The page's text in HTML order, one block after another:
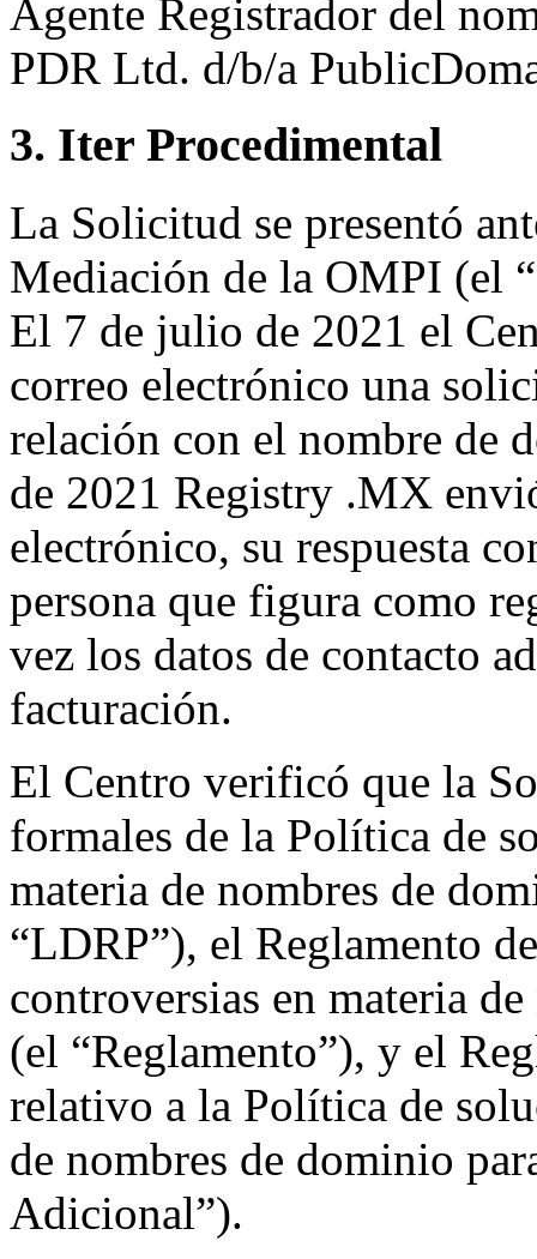
Agente Registrador del
PDR Ltd. d/b/a
3. Iter Procedimental
La Solicitud se presentó
Mediación de la OMPI (el
El 7 de julio de 2021 el
correo electrónico una
relación con el nombre de
de 2021 Registry .MX
electrónico, su respuesta
persona que figura como
vez los datos de contacto
facturación.
El Centro verificó que la
formales de la Política de
materia de nombres de
“LDRP”), el Reglamento
controversias en materia
(el “Reglamento”), y el
relativo a la Política de
de nombres de dominio
Adicional”).